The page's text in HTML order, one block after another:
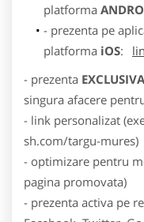
platforma
- prezenta pe
platforma iOS:
- prezenta EXCLUSIVA
singura afacere
- link personalizat
sh.com/targu-mures)
- optimizare pentru
pagina promovata)
- prezenta activa pe